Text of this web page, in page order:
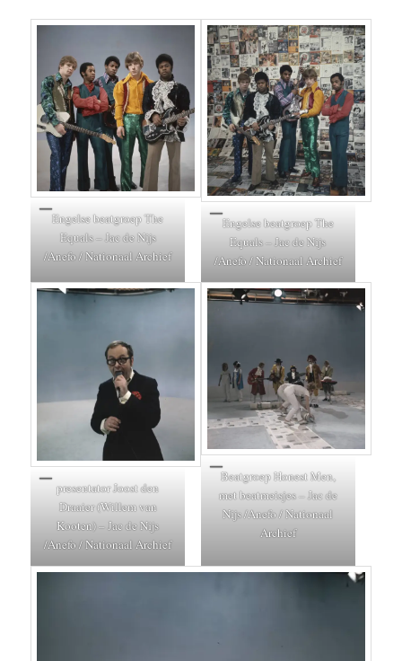
Engelse beatgroep The
Equals – Jac de Nijs
/Anefo / Nationaal Archief
Engelse beatgroep The
Equals – Jac de Nijs
/Anefo / Nationaal Archief
presentator Joost den
Draaier (Willem van
Kooten) – Jac de Nijs
/Anefo / Nationaal Archief
Beatgroep Honest Men,
met beatmeisjes – Jac de
Nijs /Anefo / Nationaal
Archief